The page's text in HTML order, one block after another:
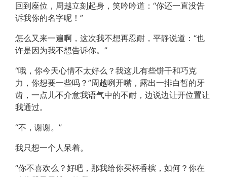
回到座位，周越立刻起身，笑吟吟道：“你还一直没告
诉我你的名字呢！”
怎么又来一遍啊，这次我不想再忍耐，平静说道：“也
许是因为我不想告诉你。”
“哦，你今天心情不太好么？我这儿有些饼干和巧克
力，你想要一些吗？”周越咧开嘴，露出一排白皙的牙
齿，一点儿不介意我语气中的不耐，边说边让开位置让
我通过。
“不，谢谢。”
我只想一个人呆着。
“你不喜欢么？好吧，那我给你买杯香槟，如何？你在